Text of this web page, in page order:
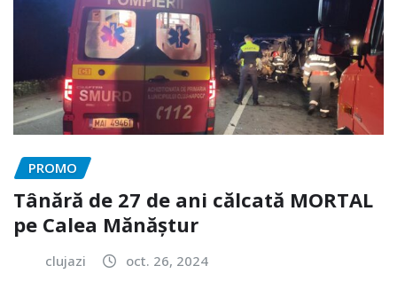
PROMO
Tânără de 27 de ani călcată MORTAL
pe Calea Mănăștur
clujazi oct. 26, 2024